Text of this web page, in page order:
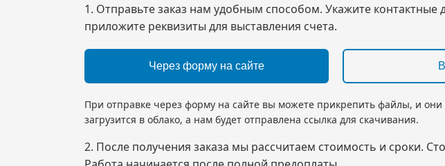
1. Отправьте заказ нам удобным способом. Укажите
приложите реквизиты для выставления счета.
Через форму на сайте
При отправке через форму на сайте вы можете прикрепить файлы, и
загрузится в облако, а нам будет отправлена ссылка для скачивания.
2. После получения заказа мы рассчитаем стоимость и сроки.